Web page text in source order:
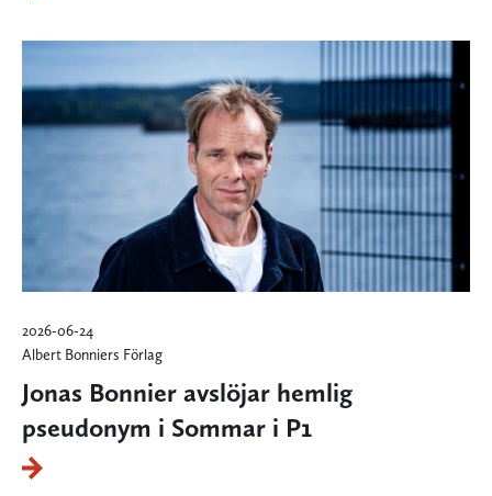
2026-06-24
Albert Bonniers Förlag
Jonas Bonnier avslöjar hemlig
pseudonym i Sommar i P1